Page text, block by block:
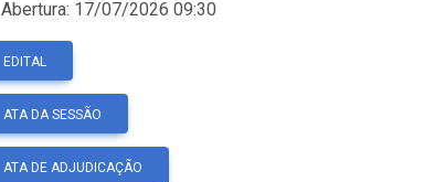
Abertura: 17/07/2026 09:30
EDITAL
ATA DA SESSÃO
ATA DE ADJUDICAÇÃO